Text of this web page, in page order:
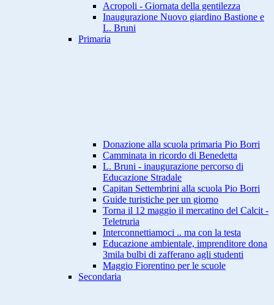
Acropoli - Giornata della gentilezza
Inaugurazione Nuovo giardino Bastione e
L. Bruni
Primaria
Donazione alla scuola primaria Pio Borri
Camminata in ricordo di Benedetta
L. Bruni - inaugurazione percorso di
Educazione Stradale
Capitan Settembrini alla scuola Pio Borri
Guide turistiche per un giorno
Torna il 12 maggio il mercatino del Calcit -
Teletruria
Interconnettiamoci .. ma con la testa
Educazione ambientale, imprenditore dona
3mila bulbi di zafferano agli studenti
Maggio Fiorentino per le scuole
Secondaria